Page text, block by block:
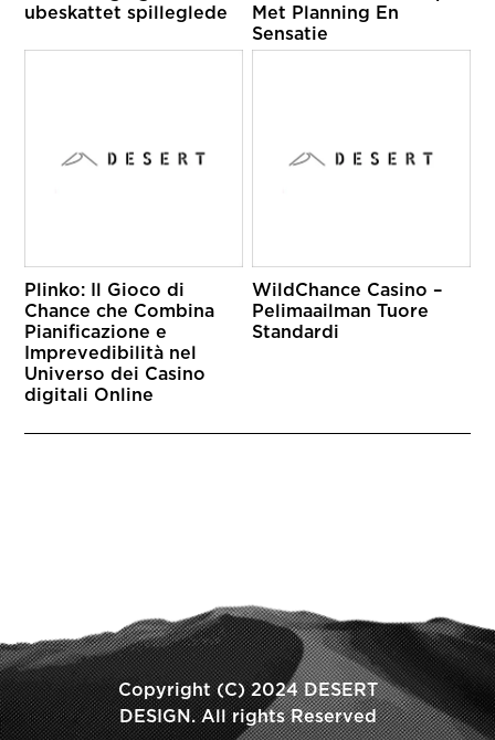
ubeskattet spilleglede
Met Planning En
Sensatie
Plinko: Il Gioco di
Chance che Combina
Pianificazione e
Imprevedibilità nel
Universo dei Casino
digitali Online
WildChance Casino –
Pelimaailman Tuore
Standardi
Copyright (C) 2024 DESERT
DESIGN. All rights Reserved